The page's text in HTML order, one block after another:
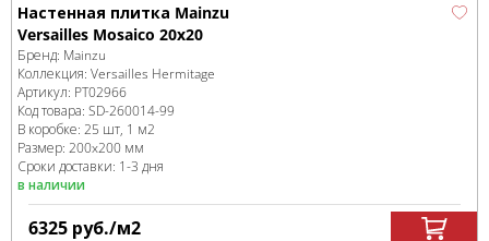
Настенная плитка Mainzu
Versailles Mosaico 20х20
Бренд: Mainzu
Коллекция: Versailles Hermitage
Артикул: PT02966
Код товара: SD-260014-99
В коробке: 25 шт, 1 м2
Размер: 200x200 мм
Сроки доставки: 1-3 дня
в наличии
6325 руб./м2